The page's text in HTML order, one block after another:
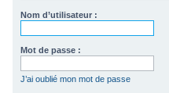
Nom d’utilisateur :
Mot de passe :
J’ai oublié mon mot de passe